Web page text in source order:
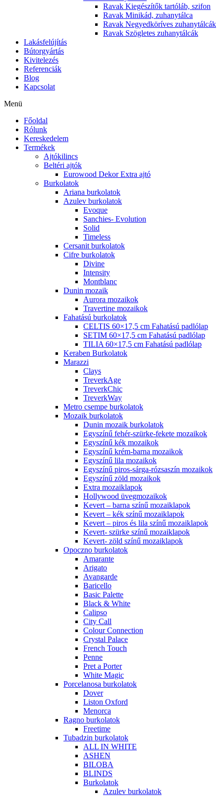
Ravak Kiegészítők tartóláb, szifon
Ravak Minikád, zuhanytálca
Ravak Negyedköríves zuhanytálcák
Ravak Szögletes zuhanytálcák
Lakásfelújítás
Bútorgyártás
Kivitelezés
Referenciák
Blog
Kapcsolat
Menü
Főoldal
Rólunk
Kereskedelem
Termékek
Ajtókilincs
Beltéri ajtók
Eurowood Dekor Extra ajtó
Burkolatok
Ariana burkolatok
Azulev burkolatok
Evoque
Sanchies- Evolution
Solid
Timeless
Cersanit burkolatok
Cifre burkolatok
Divine
Intensity
Montblanc
Dunin mozaik
Aurora mozaikok
Travertine mozaikok
Fahatású burkolatok
CELTIS 60×17,5 cm Fahatású padlólap
SETIM 60×17,5 cm Fahatású padlólap
TILIA 60×17,5 cm Fahatású padlólap
Keraben Burkolatok
Marazzi
Clays
TreverkAge
TreverkChic
TreverkWay
Metro csempe burkolatok
Mozaik burkolatok
Dunin mozaik burkolatok
Egyszínű fehér-szürke-fekete mozaikok
Egyszínű kék mozaikok
Egyszínű krém-barna mozaikok
Egyszínű lila mozaikok
Egyszínű piros-sárga-rózsaszín mozaikok
Egyszínű zöld mozaikok
Extra mozaiklapok
Hollywood üvegmozaikok
Kevert – barna színű mozaiklapok
Kevert – kék színű mozaiklapok
Kevert – piros és lila színű mozaiklapok
Kevert- szürke színű mozaiklapok
Kevert- zöld színű mozaiklapok
Opoczno burkolatok
Amarante
Arigato
Avangarde
Baricello
Basic Palette
Black & White
Calipso
City Call
Colour Connection
Crystal Palace
French Touch
Penne
Pret a Porter
White Magic
Porcelanosa burkolatok
Dover
Liston Oxford
Menorca
Ragno burkolatok
Freetime
Tubadzin burkolatok
ALL IN WHITE
ASHEN
BILOBA
BLINDS
Burkolatok
Azulev burkolatok